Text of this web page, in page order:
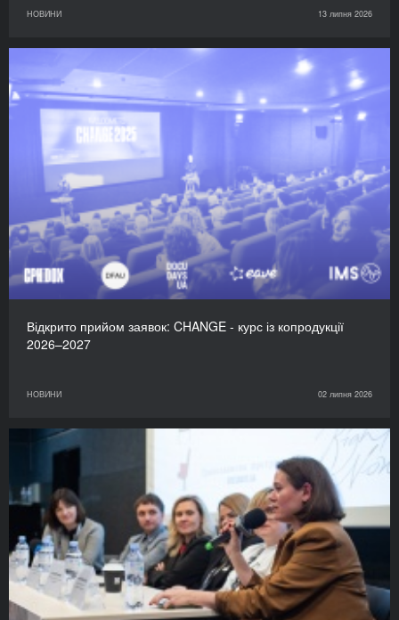
НОВИНИ 13 липня 2026
Відкрито прийом заявок: CHANGE - курс із копродукції
2026–2027
НОВИНИ 02 липня 2026